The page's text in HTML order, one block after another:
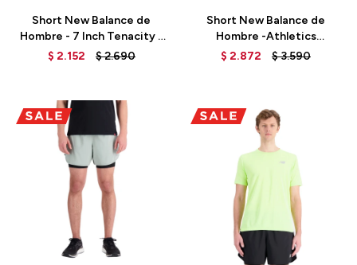
Short New Balance de
Hombre - 7 Inch Tenacity -
MS31019DUO - BROWN
$ 2.152 $2.690
Short New Balance de
Hombre -Athletics
Remastered-MS31504TOB
$ 2.872 $3.590